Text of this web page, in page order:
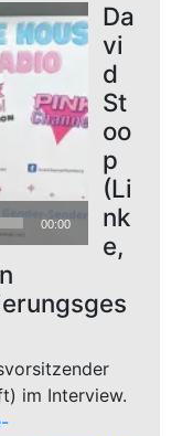
00:00
Da
vi
d
St
oo
p
(Li
nk
e,
im Interview.